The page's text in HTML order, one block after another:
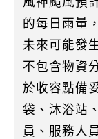
的每日雨量
未來可能發
不包含物資
於收容點備
袋、沐浴站
員、服務人